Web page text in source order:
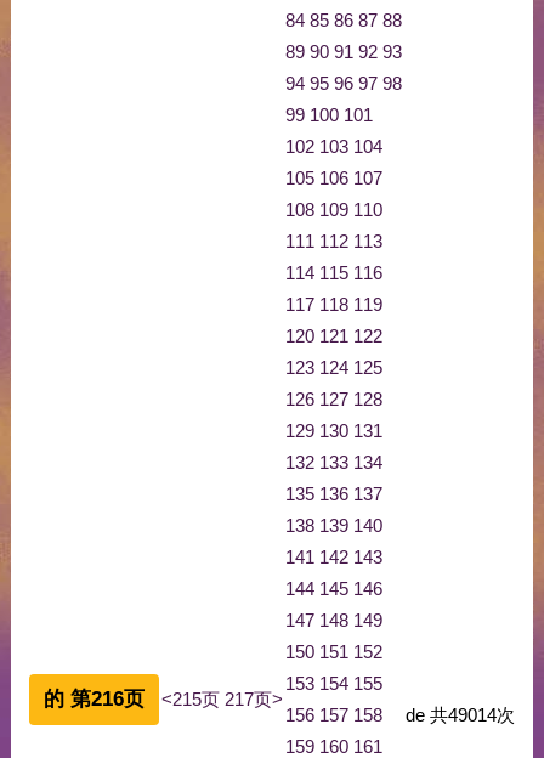
的 第216页 <215页 217页>
84 85 86 87 88
89 90 91 92 93
94 95 96 97 98
99 100 101
102 103 104
105 106 107
108 109 110
111 112 113
114 115 116
117 118 119
120 121 122
123 124 125
126 127 128
129 130 131
132 133 134
135 136 137
138 139 140
141 142 143
144 145 146
147 148 149
150 151 152
153 154 155
156 157 158
159 160 161
de 共49014次